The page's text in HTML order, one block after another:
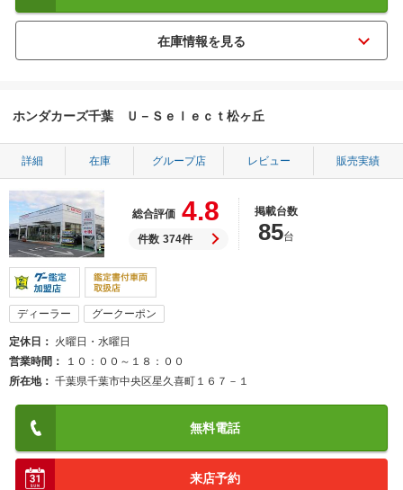
ホンダカーズ千葉 Ｕ－Ｓｅｌｅｃｔ松ヶ丘
詳細 在庫 グループ店 レビュー 販売実績
総合評価 4.8
件数 374件
掲載台数
85台
ディーラー グークーポン
定休日
火曜日・水曜日
営業時間
１０：００～１８：００
所在地
千葉県千葉市中央区星久喜町１６７－１
無料電話
来店予約